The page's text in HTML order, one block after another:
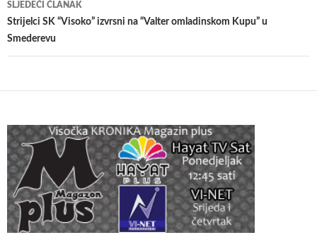
SLJEDEĆI ČLANAK
Strijelci SK “Visoko” izvrsni na “Valter omladinskom Kupu” u
Smederevu